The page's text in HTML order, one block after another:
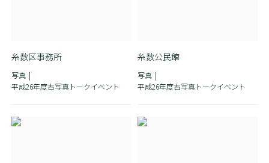
糸数区事務所
写真
平成26年度古写真トークイベント
糸数公民館
写真
平成26年度古写真トークイベント